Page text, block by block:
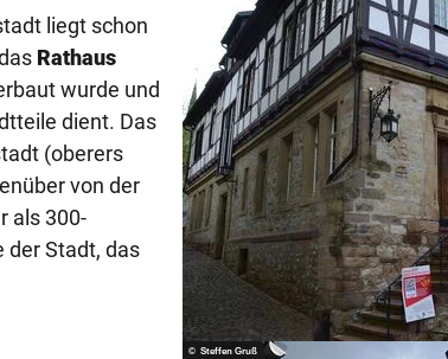
© Steffen Gruß
liegt schon
Rathaus
wurde und
dient. Das
(oberers
von der
als 300-
der Stadt, das